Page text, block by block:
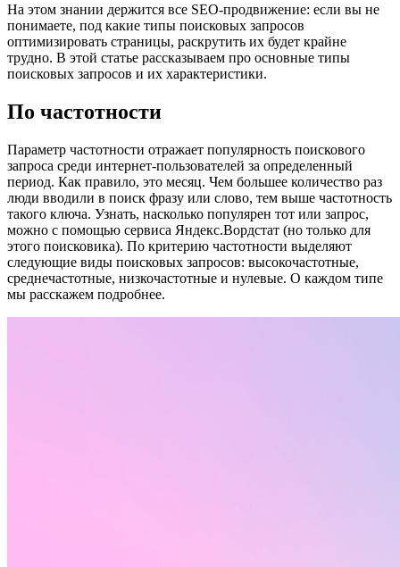
На этом знании держится все SEO-продвижение: если вы не
понимаете, под какие типы поисковых запросов
оптимизировать страницы, раскрутить их будет крайне
трудно. В этой статье рассказываем про основные типы
поисковых запросов и их характеристики.
По частотности
Параметр частотности отражает популярность поискового
запроса среди интернет-пользователей за определенный
период. Как правило, это месяц. Чем большее количество раз
люди вводили в поиск фразу или слово, тем выше частотность
такого ключа. Узнать, насколько популярен тот или запрос,
можно с помощью сервиса Яндекс.Вордстат (но только для
этого поисковика). По критерию частотности выделяют
следующие виды поисковых запросов: высокочастотные,
среднечастотные, низкочастотные и нулевые. О каждом типе
мы расскажем подробнее.